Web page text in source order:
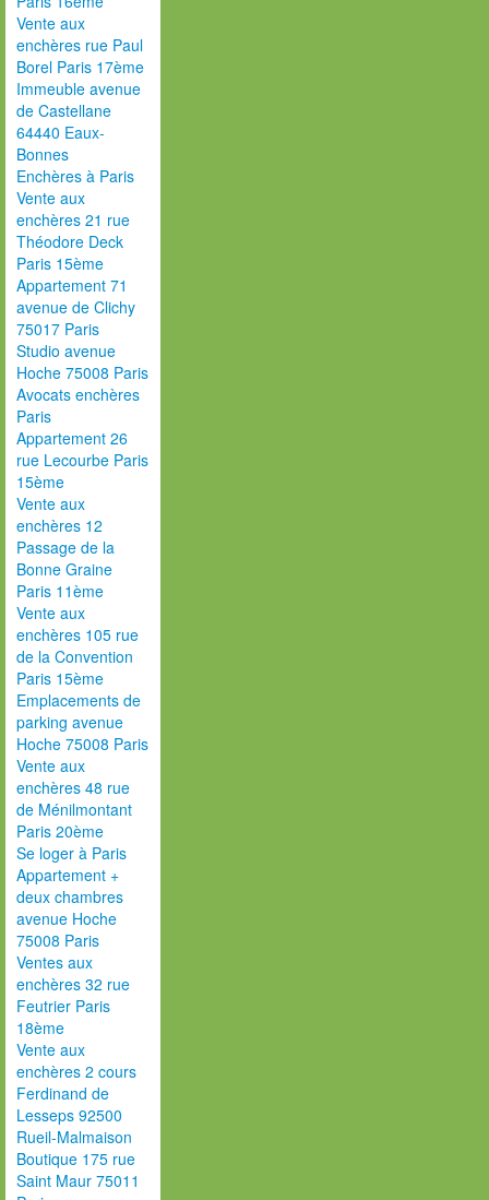
Vente aux
enchères rue Paul
Borel Paris 17ème
Immeuble avenue
de Castellane
64440 Eaux-
Bonnes
Enchères à Paris
Vente aux
enchères 21 rue
Théodore Deck
Paris 15ème
Appartement 71
avenue de Clichy
75017 Paris
Studio avenue
Hoche 75008 Paris
Avocats enchères
Paris
Appartement 26
rue Lecourbe Paris
15ème
Vente aux
enchères 12
Passage de la
Bonne Graine
Paris 11ème
Vente aux
enchères 105 rue
de la Convention
Paris 15ème
Emplacements de
parking avenue
Hoche 75008 Paris
Vente aux
enchères 48 rue
de Ménilmontant
Paris 20ème
Se loger à Paris
Appartement +
deux chambres
avenue Hoche
75008 Paris
Ventes aux
enchères 32 rue
Feutrier Paris
18ème
Vente aux
enchères 2 cours
Ferdinand de
Lesseps 92500
Rueil-Malmaison
Boutique 175 rue
Saint Maur 75011